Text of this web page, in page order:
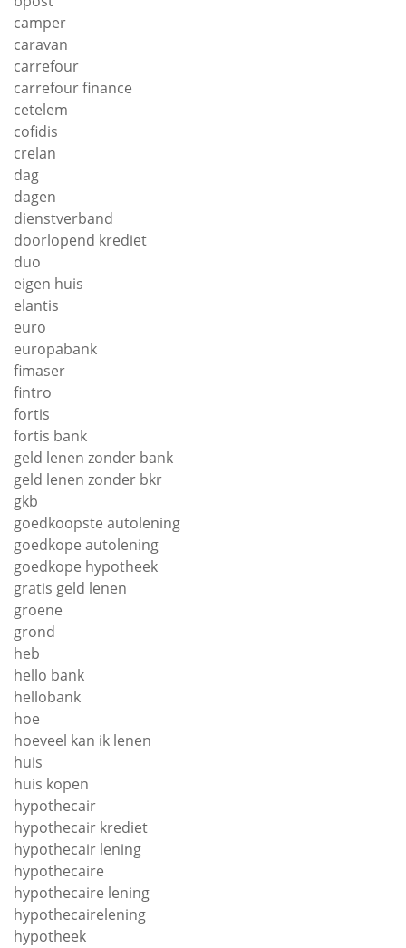
camper
caravan
carrefour
carrefour finance
cetelem
cofidis
crelan
dag
dagen
dienstverband
doorlopend krediet
duo
eigen huis
elantis
euro
europabank
fimaser
fintro
fortis
fortis bank
geld lenen zonder bank
geld lenen zonder bkr
gkb
goedkoopste autolening
goedkope autolening
goedkope hypotheek
gratis geld lenen
groene
grond
heb
hello bank
hellobank
hoe
hoeveel kan ik lenen
huis
huis kopen
hypothecair
hypothecair krediet
hypothecair lening
hypothecaire
hypothecaire lening
hypothecairelening
hypotheek